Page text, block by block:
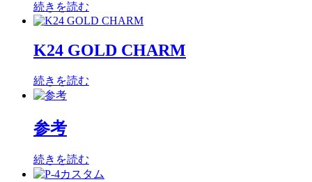
続きを読む
K24 GOLD CHARM
続きを読む
参考
続きを読む